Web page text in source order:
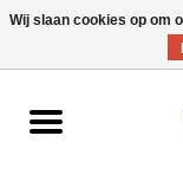
Home
Wij slaan cookies op om